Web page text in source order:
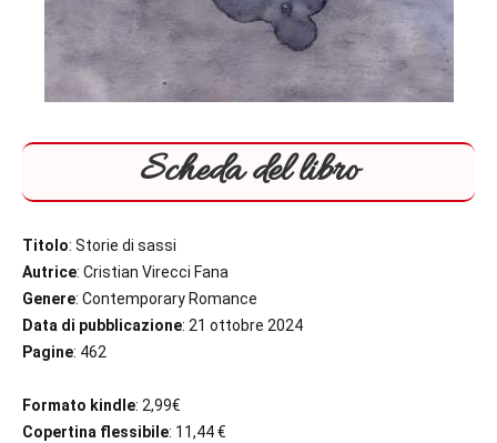
Scheda del libro
Titolo: Storie di sassi
Autrice: Cristian Virecci Fana
Genere: Contemporary Romance
Data di pubblicazione: 21 ottobre 2024
Pagine: 462
Formato kindle: 2,99€
Copertina flessibile: 11,44 €